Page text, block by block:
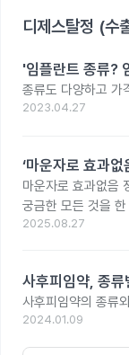
디제스탈정 (수
'임플란트 종류?
종류도 다양하고 가
2023.04.27
‘마운자로 효과
마운자로 효과없음
궁금한 모든 것을
2025.08.27
사후피임약, 종
사후피임약의 종류
2024.01.09